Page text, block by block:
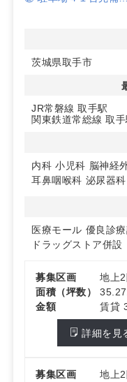
ント1か月を含む)に
※呼吸器・消化器・
茨城県取手市
JR常磐線 取手駅
関東鉄道常総線 取手
内科 小児科 脳神経
耳鼻咽喉科 泌尿器科
医療モール 優良診
ドラッグストア併設
募集区画
地上
面積（坪数）
金額
賃貸
詳細を見
募集区画
地上